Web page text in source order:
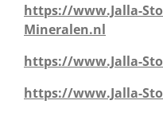
https://www.Jalla-
Mineralen.nl
https://www.Jalla-
https://www.Jalla-